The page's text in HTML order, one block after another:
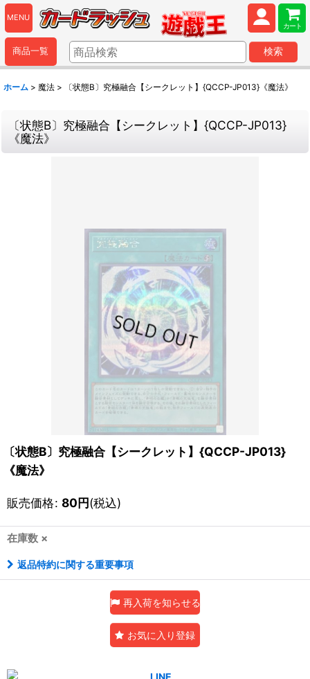
MENU
カート
商品一覧 検索
ホーム > 魔法 > 〔状態B〕究極融合【シークレット】{QCCP-JP013}《魔法》
〔状態B〕究極融合【シークレット】{QCCP-JP013}
《魔法》
〔状態B〕究極融合【シークレット】{QCCP-JP013}
《魔法》
販売価格: 80円(税込)
在庫数 ×
返品特約に関する重要事項
再入荷を知らせる
お気に入り登録